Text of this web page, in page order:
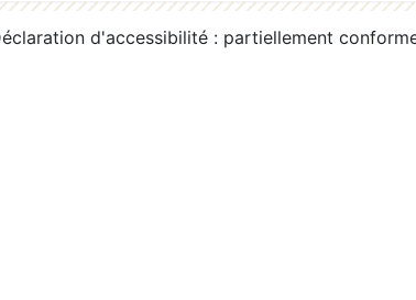
d'accessibilité : partiellement